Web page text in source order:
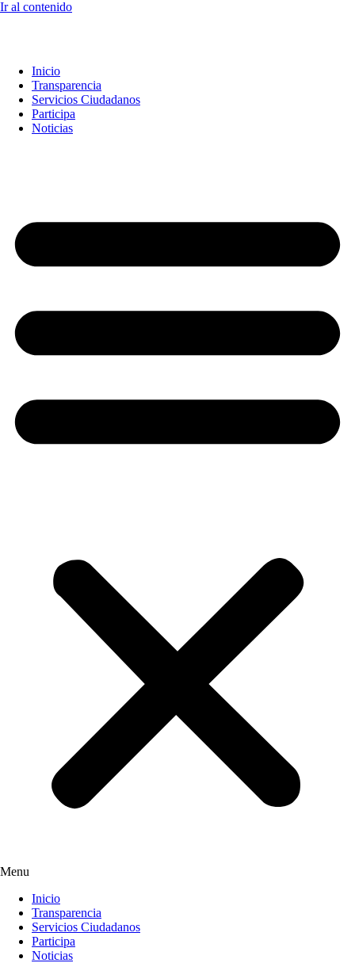
Ir al contenido
Inicio
Transparencia
Servicios Ciudadanos
Participa
Noticias
Menu
Inicio
Transparencia
Servicios Ciudadanos
Participa
Noticias